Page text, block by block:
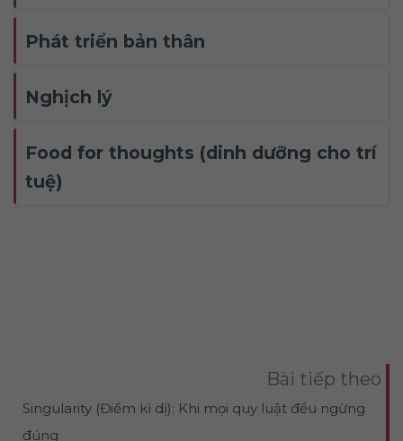
Phát triển bản thân
Nghịch lý
Food for thoughts (dinh dưỡng cho trí
tuệ)
Bài tiếp theo
Singularity (Điểm kì dị): Khi mọi quy luật đều ngừng
đúng